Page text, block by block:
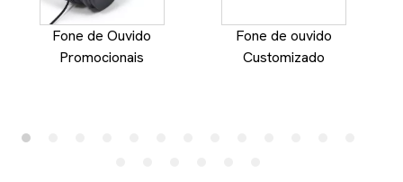
Fone de Ouvido
Promocionais
Fone de ouvido
Customizado